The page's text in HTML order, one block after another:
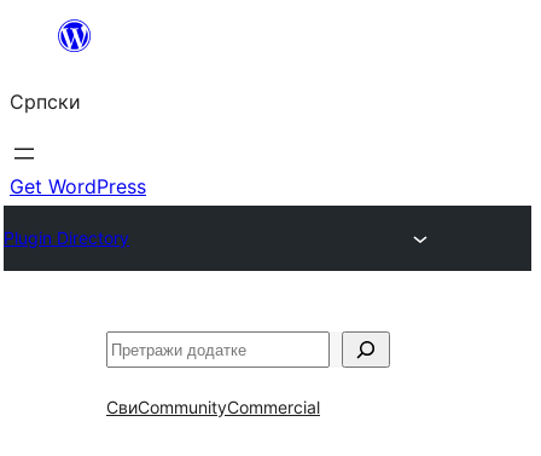
Скочи
садржај
Српски
Get WordPress
Plugin Directory
Претрага
СвиCommunityCommercial